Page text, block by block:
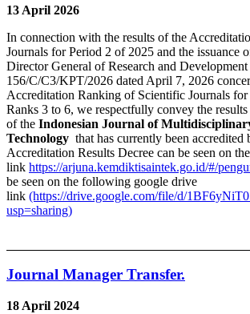
13 April 2026
In connection with the results of the
Journals for Period 2 of 2025 and the issuance
Director General of Research and
156/C/C3/KPT/2026 dated April 7, 2026
Accreditation Ranking of Scientific Journals
Ranks 3 to 6, we respectfully convey the
of the Indonesian Journal of
Technology that has currently been accredited
Accreditation Results Decree can be seen on
link https://arjuna.kemdiktisaintek.go.id/#/
be seen on the following google drive
link (https://drive.google.com/file/d/
usp=sharing)
Journal Manager Transfer.
18 April 2024